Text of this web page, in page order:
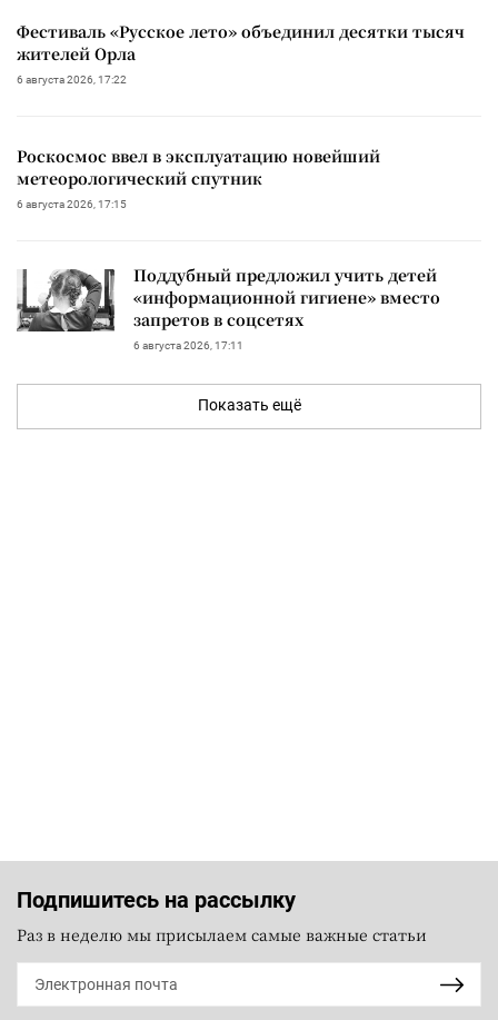
Фестиваль «Русское лето» объединил десятки тысяч
жителей Орла
6 августа 2026, 17:22
Роскосмос ввел в эксплуатацию новейший
метеорологический спутник
6 августа 2026, 17:15
Поддубный предложил учить детей
«информационной гигиене» вместо
запретов в соцсетях
6 августа 2026, 17:11
Показать ещё
Подпишитесь на рассылку
Раз в неделю мы присылаем самые важные статьи